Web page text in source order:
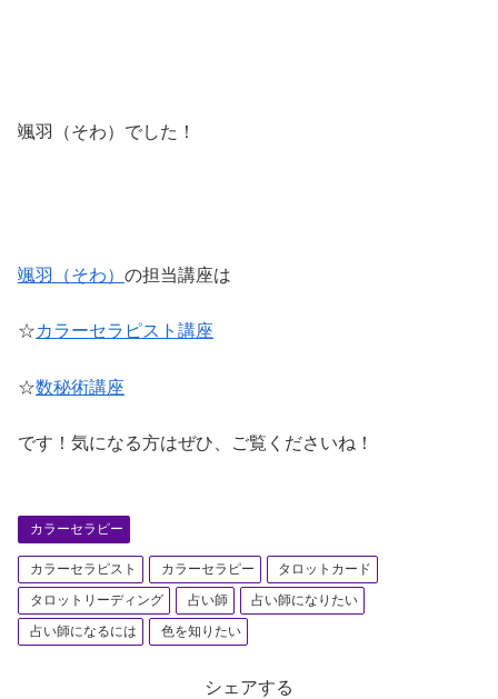
颯羽（そわ）でした！
颯羽（そわ） の担当講座は
☆カラーセラピスト講座
☆数秘術講座
です！気になる方はぜひ、ご覧くださいね！
カラーセラピー
カラーセラピスト カラーセラピー
タロットカード
タロットリーディング
占い師
占い師になりたい
占い師になるには
色を知りたい
シェアする